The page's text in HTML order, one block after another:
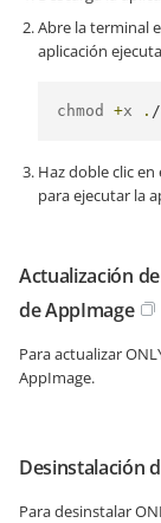
Abre la terminal
aplicación
chmod +x . /
Haz doble clic
para ejecutar la
Actualización
de AppImage
Para actualizar
AppImage.
Desinstalación
Para desinstalar